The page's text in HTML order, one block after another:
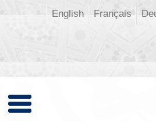
Français
English